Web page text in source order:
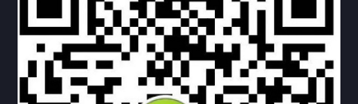
下载与支持
资料下载 视频中心
常见问题